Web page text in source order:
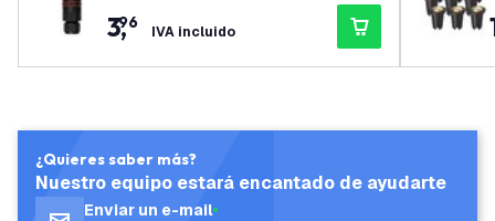
3,
96 IVA incluido
¿Quieres saber más?
Nuestro equipo estará encantado de ayudarte
Enviar un e-mail